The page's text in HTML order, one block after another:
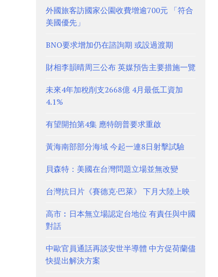
外國旅客訪國家公園收費增逾700元 「符合
美國優先」
BNO要求增加仍在諮詢期 或設過渡期
財相李韻晴周三公布 英媒預告主要措施一覽
未來4年加稅削支2668億 4月最低工資加
4.1%
有望開拍第4集 應特朗普要求重啟
黃海南部部分海域 今起一連8日射擊試驗
貝森特：美國在台灣問題立場並無改變
台灣抗日片《賽德克·巴萊》 下月大陸上映
高市︰日本無立場認定台地位 有責任與中國
對話
中歐官員通話再談安世半導體 中方促荷蘭儘
快提出解決方案